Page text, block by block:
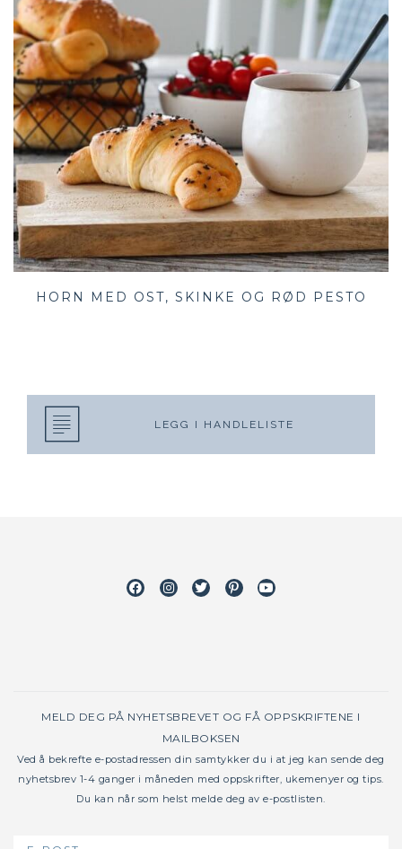
HORN MED OST, SKINKE OG RØD PESTO
LEGG I HANDLELISTE
FacebookInstagram
TwitterPinterestYoutube
MELD DEG PÅ NYHETSBREVET OG FÅ OPPSKRIFTENE I
MAILBOKSEN
Ved å bekrefte e-postadressen din samtykker du i at jeg kan sende deg
nyhetsbrev 1-4 ganger i måneden med oppskrifter, ukemenyer og tips.
Du kan når som helst melde deg av e-postlisten.